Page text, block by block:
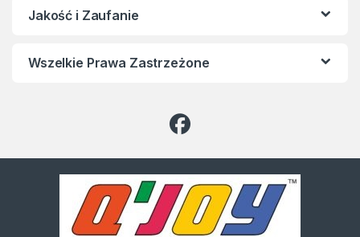
Jakość i Zaufanie
Wszelkie Prawa Zastrzeżone